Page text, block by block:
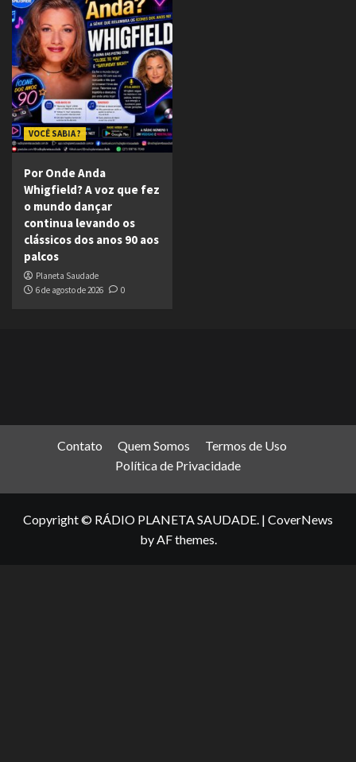
VOCÊ SABIA ?
Por Onde Anda
Whigfield? A voz que fez
o mundo dançar
continua levando os
clássicos dos anos 90 aos
palcos
Planeta Saudade
6 de agosto de 2026
0
Contato Quem Somos
Termos de Uso
Política de Privacidade
Copyright © RÁDIO PLANETA SAUDADE. | CoverNews
by AF themes.